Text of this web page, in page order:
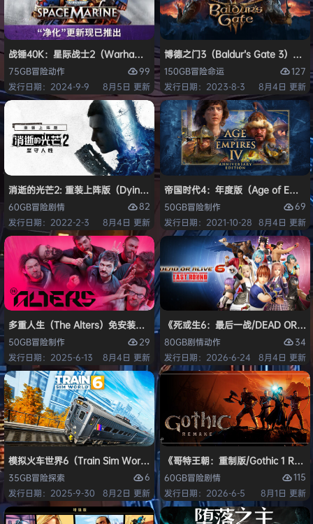
战锤40K：星际战士2（Warhammer 40,000: Space Marine 2）免安装
75GB冒险动作
99
发行日期：2024-9-9
8月5日 更新
博德之门3（Baldur’s Gate 3）免安
150GB冒险命运
127
发行日期：2023-8-3
8月4日 更新
消逝的光芒2: 重装上阵版（Dying Light 2 Stay Human: Reloaded
60GB冒险剧情
82
发行日期：2022-2-3
8月4日 更新
帝国时代4：年度版（Age of
50GB冒险制作
69
发行日期：2021-10-28 8月4日 更新
多重人生（The Alters）免安装中文版
50GB冒险制作
29
发行日期：2025-6-13
8月4日 更新
《死或生6：最后一战/DEAD OR
80GB剧情动作
34
发行日期：2026-6-24
8月4日 更新
模拟火车世界6（Train Sim World 6）免安装中文版
35GB冒险探索
6
发行日期：2025-9-30
8月2日 更新
《哥特王朝：重制版/Gothic 1
60GB冒险剧情
115
发行日期：2026-6-5
8月1日 更新